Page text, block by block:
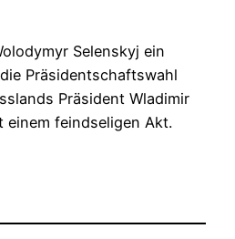
Selenskyj ein
Präsidentschaftswahl
Präsident Wladimir
einem feindseligen Akt.